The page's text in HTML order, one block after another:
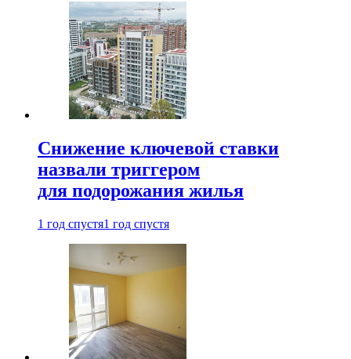
Снижение ключевой ставки
назвали триггером
для подорожания жилья
1 год спустя1 год спустя